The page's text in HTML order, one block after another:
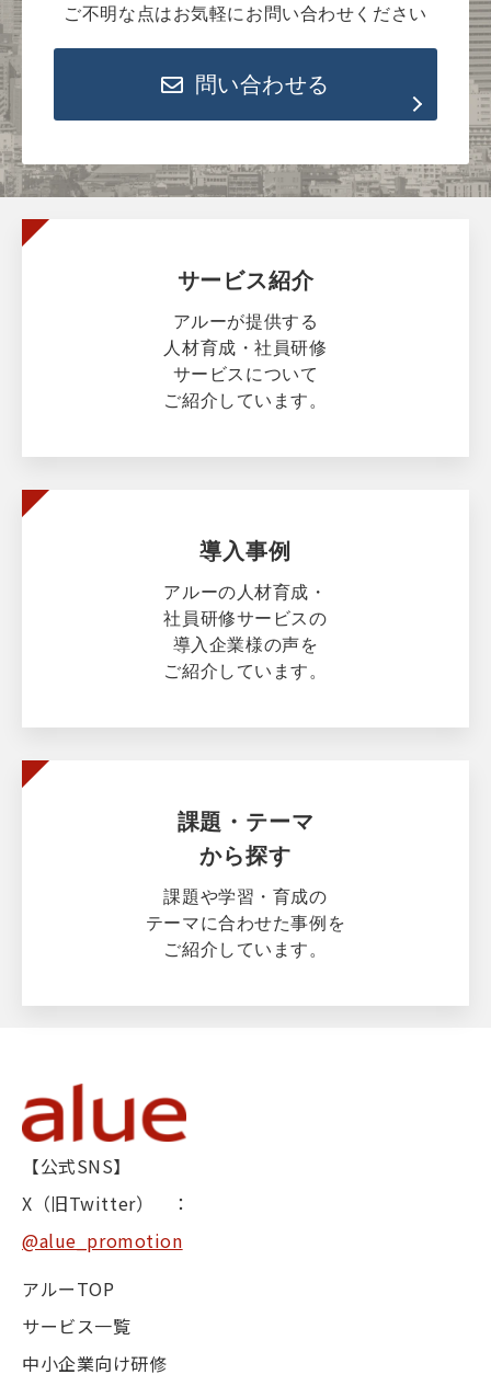
ご不明な点はお気軽にお問い合わせください
問い合わせる
サービス紹介
アルーが提供する
人材育成・社員研修
サービスについて
ご紹介しています。
導入事例
アルーの人材育成・
社員研修サービスの
導入企業様の声を
ご紹介しています。
課題・テーマ
から探す
課題や学習・育成の
テーマに合わせた事例を
ご紹介しています。
【公式SNS】
X（旧Twitter） ：
@alue_promotion
アルーTOP
サービス一覧
中小企業向け研修